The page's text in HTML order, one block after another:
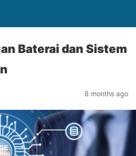
Baterai dan Sistem
8 months ago